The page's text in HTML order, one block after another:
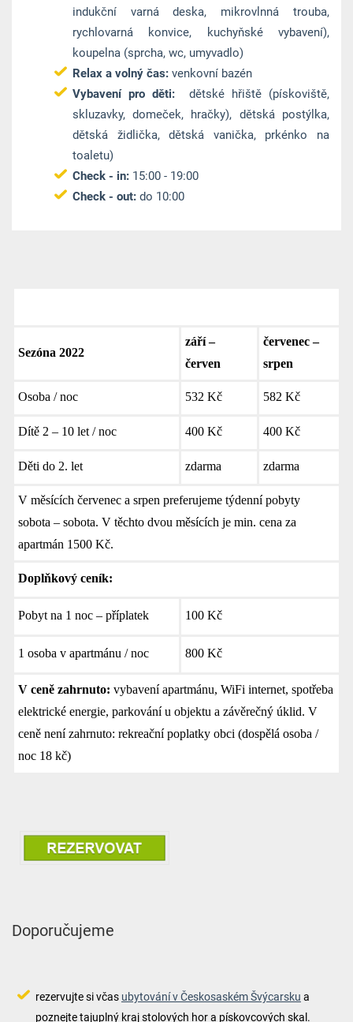
indukční varná deska, mikrovlnná trouba,
rychlovarná konvice, kuchyňské vybavení),
koupelna (sprcha, wc, umyvadlo)
Relax a volný čas: venkovní bazén
Vybavení pro děti: dětské hřiště (pískoviště,
skluzavky, domeček, hračky), dětská postýlka,
dětská židlička, dětská vanička, prkénko na
toaletu)
Check - in:15:00 - 19:00
Check - out:do 10:00
Sezóna 2022
září –
červen
červenec –
srpen
Osoba / noc 532 Kč 582 Kč
Dítě 2 – 10 let / noc 400 Kč 400 Kč
Děti do 2. let zdarma zdarma
V měsících červenec a srpen preferujeme týdenní pobyty
sobota – sobota. V těchto dvou měsících je min. cena za
apartmán 1500 Kč.
Doplňkový ceník:
Pobyt na 1 noc – příplatek 100 Kč
1 osoba v apartmánu / noc 800 Kč
V ceně zahrnuto: vybavení apartmánu, WiFi internet, spotřeba
elektrické energie, parkování u objektu a závěrečný úklid. V
ceně není zahrnuto: rekreační poplatky obci (dospělá osoba /
noc 18 kč)
Doporučujeme
rezervujte si včas ubytování v Českosaském Švýcarsku a
poznejte tajuplný kraj stolových hor a pískovcových skal.